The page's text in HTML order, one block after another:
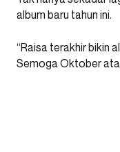
album baru tahun ini.
“Raisa terakhir bikin
Semoga Oktober